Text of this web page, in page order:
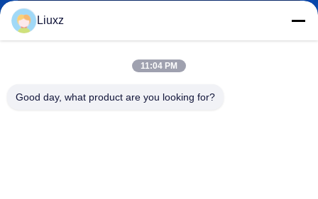
liuxz@wyatm.com
Liuxz
11:04 PM
Good day, what product are you looking for?